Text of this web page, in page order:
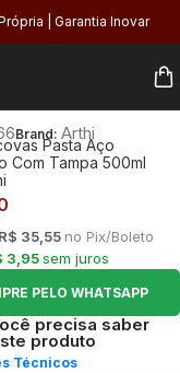
| Garantia Inovar
Brand: Arthi
Pasta Aço
Com Tampa 500ml
R$ 35,55 no Pix/Boleto
3,95sem juros
PELO WHATSAPP
precisa saber
produto
Técnicos